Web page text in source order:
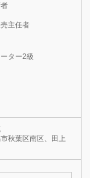
主任者
ター2級
秋葉区南区、田上